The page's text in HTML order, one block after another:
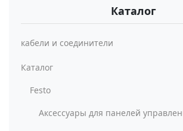
Каталог
кабели и соединители
Каталог
Festo
Аксессуары для панелей